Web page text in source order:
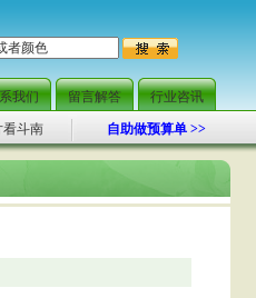
我们 留言解答 行业咨讯
看斗南 自助做预算单 >>